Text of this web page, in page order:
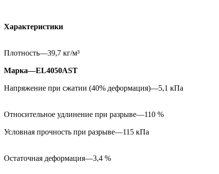
Характеристики
Плотность—39,7 кг/м³
Марка—EL4050AST
Напряжение при сжатии (40% деформация)—5,1 кПа
Относительное удлинение при разрыве—110 %
Условная прочность при разрыве—115 кПа
Остаточная деформация—3,4 %